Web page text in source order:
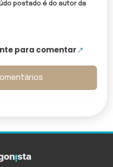
postado é do autor da
para comentar